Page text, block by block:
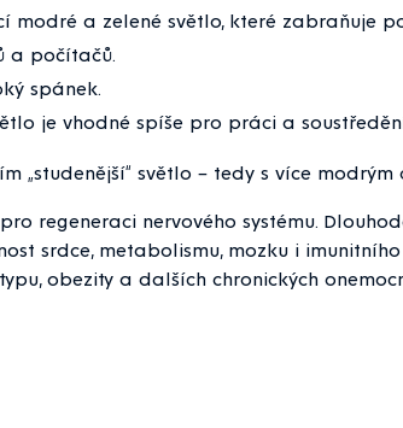
modré a zelené světlo, které zabraňuje
a počítačů.
spánek.
je vhodné spíše pro práci a
„studenější“ světlo – tedy s více modrým
regeneraci nervového systému.
srdce, metabolismu, mozku i
obezity a dalších chronických